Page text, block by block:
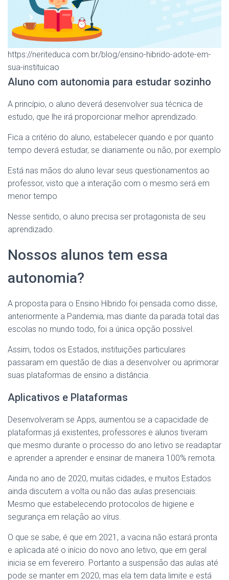
https://neriteduca.com.br/blog/ensino-hibrido-adote-em-
sua-instituicao
Aluno com autonomia para estudar sozinho
A princípio, o aluno deverá desenvolver sua técnica de
estudo, que lhe irá proporcionar melhor aprendizado.
Fica a critério do aluno, estabelecer quando e por quanto
tempo deverá estudar, se diariamente ou não, por exemplo
Está nas mãos do aluno levar seus questionamentos ao
professor, visto que a interação com o mesmo será em
menor tempo
Nesse sentido, o aluno precisa ser protagonista de seu
aprendizado.
Nossos alunos tem essa
autonomia?
A proposta para o Ensino Híbrido foi pensada como disse,
anteriormente a Pandemia, mas diante da parada total das
escolas no mundo todo, foi a única opção possível.
Assim, todos os Estados, instituições particulares
passaram em questão de dias a desenvolver ou aprimorar
suas plataformas de ensino a distância.
Aplicativos e Plataformas
Desenvolveram se Apps, aumentou se a capacidade de
plataformas já existentes, professores e alunos tiveram
que mesmo durante o processo do ano letivo se readaptar
e aprender a aprender e ensinar de maneira 100% remota.
Ainda no ano de 2020, muitas cidades, e muitos Estados
ainda discutem a volta ou não das aulas presenciais.
Mesmo que estabelecendo protocolos de higiene e
segurança em relação ao vírus.
O que se sabe, é que em 2021, a vacina não estará pronta
e aplicada até o início do novo ano letivo, que em geral
inicia se em fevereiro. Portanto a suspensão das aulas até
pode se manter em 2020, mas ela tem data limite e está